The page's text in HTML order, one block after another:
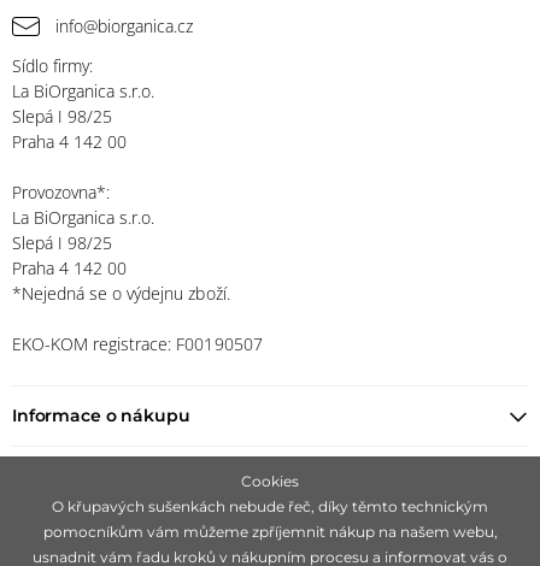
info@biorganica.cz
Sídlo firmy:
La BiOrganica s.r.o.
Slepá I 98/25
Praha 4 142 00
Provozovna*:
La BiOrganica s.r.o.
Slepá I 98/25
Praha 4 142 00
*Nejedná se o výdejnu zboží.
EKO-KOM registrace: F00190507
Informace o nákupu
Zůstaňte s námi v kontaktu
Cookies
O křupavých sušenkách nebude řeč, díky těmto technickým
pomocníkům vám můžeme zpříjemnit nákup na našem webu,
usnadnit vám řadu kroků v nákupním procesu a informovat vás o